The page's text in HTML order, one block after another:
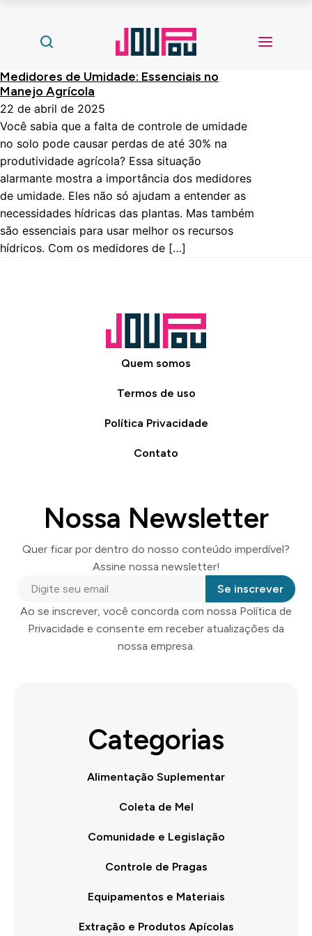
Medidores de Umidade: Essenciais no
Manejo Agrícola
22 de abril de 2025
Você sabia que a falta de controle de umidade
no solo pode causar perdas de até 30% na
produtividade agrícola? Essa situação
alarmante mostra a importância dos medidores
de umidade. Eles não só ajudam a entender as
necessidades hídricas das plantas. Mas também
são essenciais para usar melhor os recursos
hídricos. Com os medidores de […]
Quem somos
Termos de uso
Política Privacidade
Contato
Nossa Newsletter
Quer ficar por dentro do nosso conteúdo imperdível?
Assine nossa newsletter!
Se inscrever
Ao se inscrever, você concorda com nossa Política de
Privacidade e consente em receber atualizações da
nossa empresa.
Categorias
Alimentação Suplementar
Coleta de Mel
Comunidade e Legislação
Controle de Pragas
Equipamentos e Materiais
Extração e Produtos Apícolas